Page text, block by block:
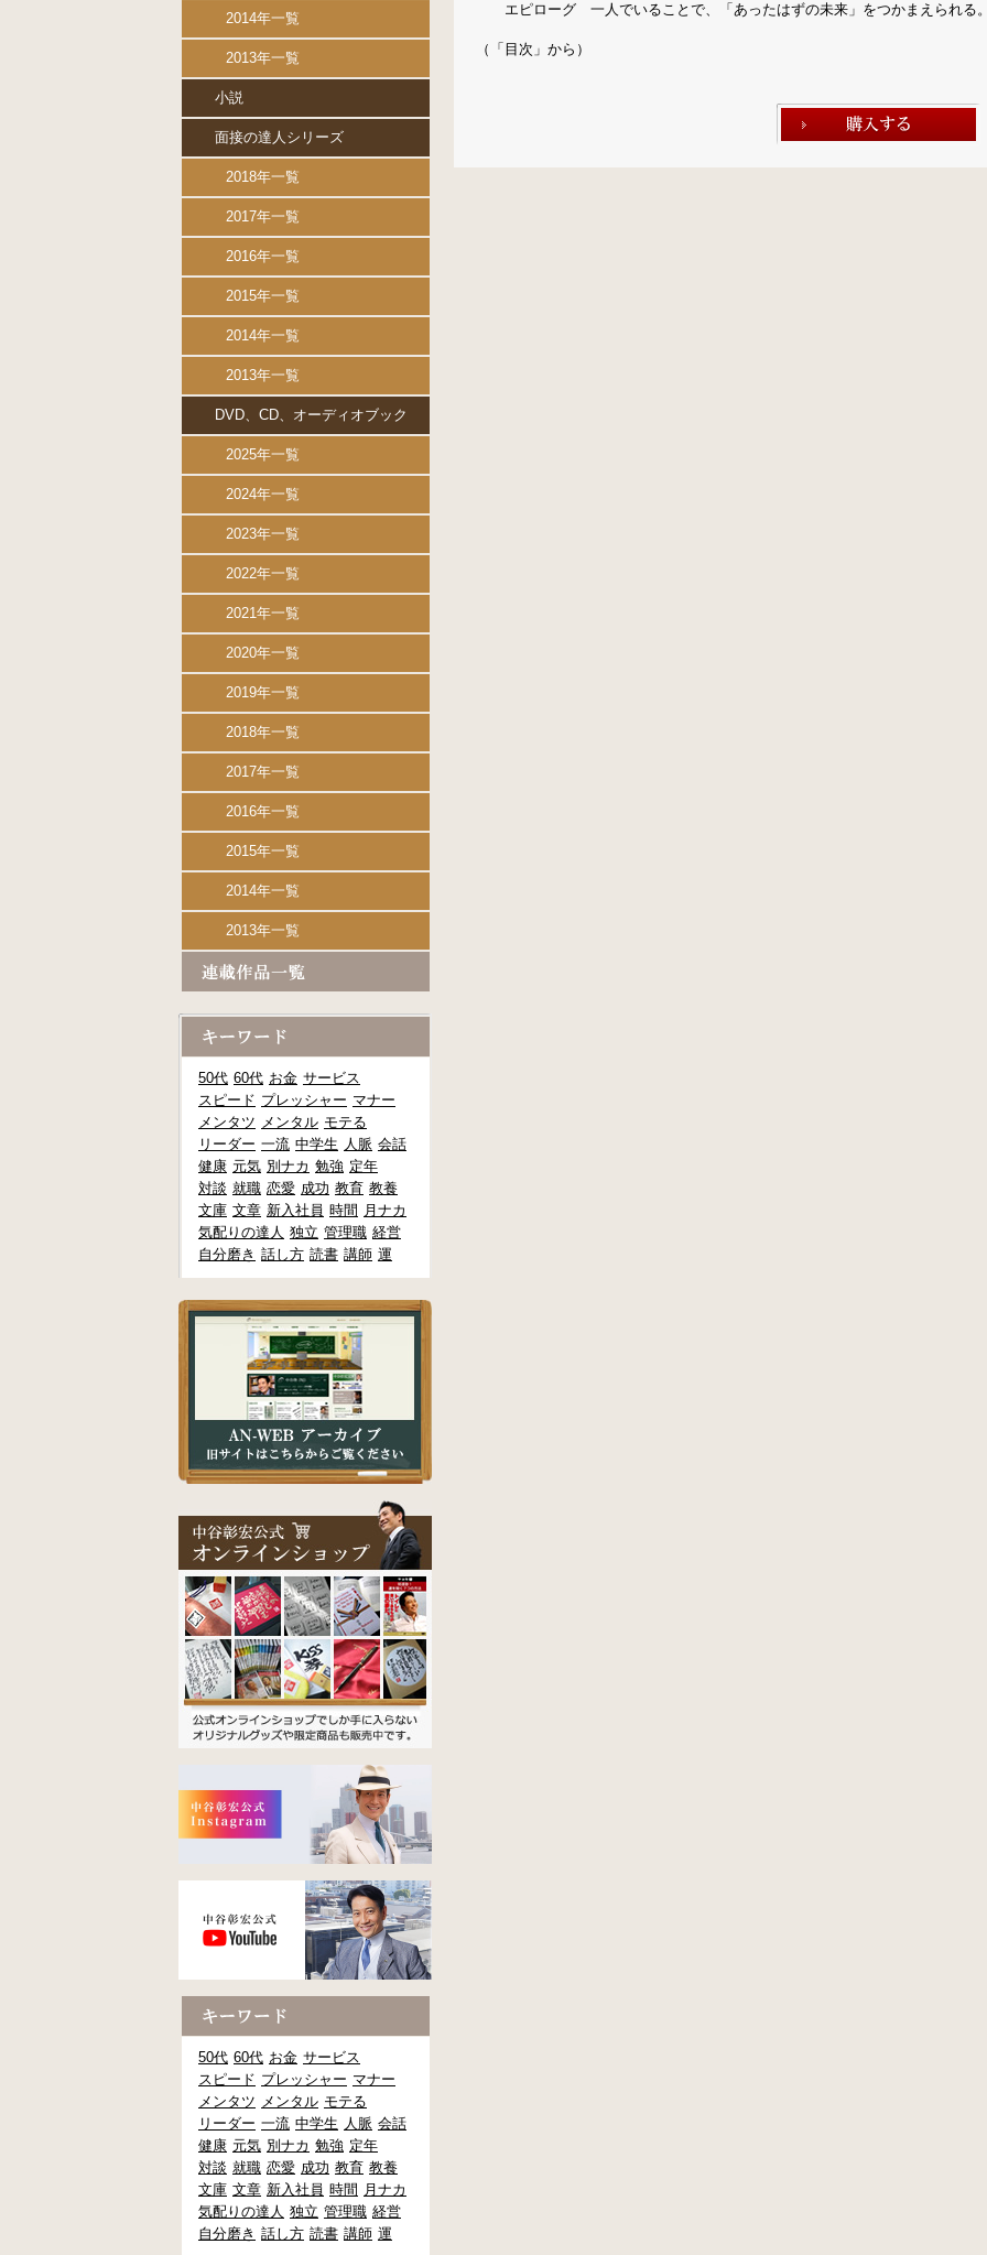
エピローグ 一人でいることで、「あったはずの未来」をつかまえられる。
（「目次」から）
2014年一覧
2013年一覧
小説
面接の達人シリーズ
2018年一覧
2017年一覧
2016年一覧
2015年一覧
2014年一覧
2013年一覧
DVD、CD、オーディオブック
2025年一覧
2024年一覧
2023年一覧
2022年一覧
2021年一覧
2020年一覧
2019年一覧
2018年一覧
2017年一覧
2016年一覧
2015年一覧
2014年一覧
2013年一覧
50代 60代 お金 サービス
スピード プレッシャー マナー
メンタツ メンタル モテる
リーダー 一流 中学生 人脈 会話
健康 元気 別ナカ 勉強 定年
対談 就職 恋愛 成功 教育 教養
文庫 文章 新入社員 時間 月ナカ
気配りの達人 独立 管理職 経営
自分磨き 話し方 読書 講師 運
50代 60代 お金 サービス
スピード プレッシャー マナー
メンタツ メンタル モテる
リーダー 一流 中学生 人脈 会話
健康 元気 別ナカ 勉強 定年
対談 就職 恋愛 成功 教育 教養
文庫 文章 新入社員 時間 月ナカ
気配りの達人 独立 管理職 経営
自分磨き 話し方 読書 講師 運